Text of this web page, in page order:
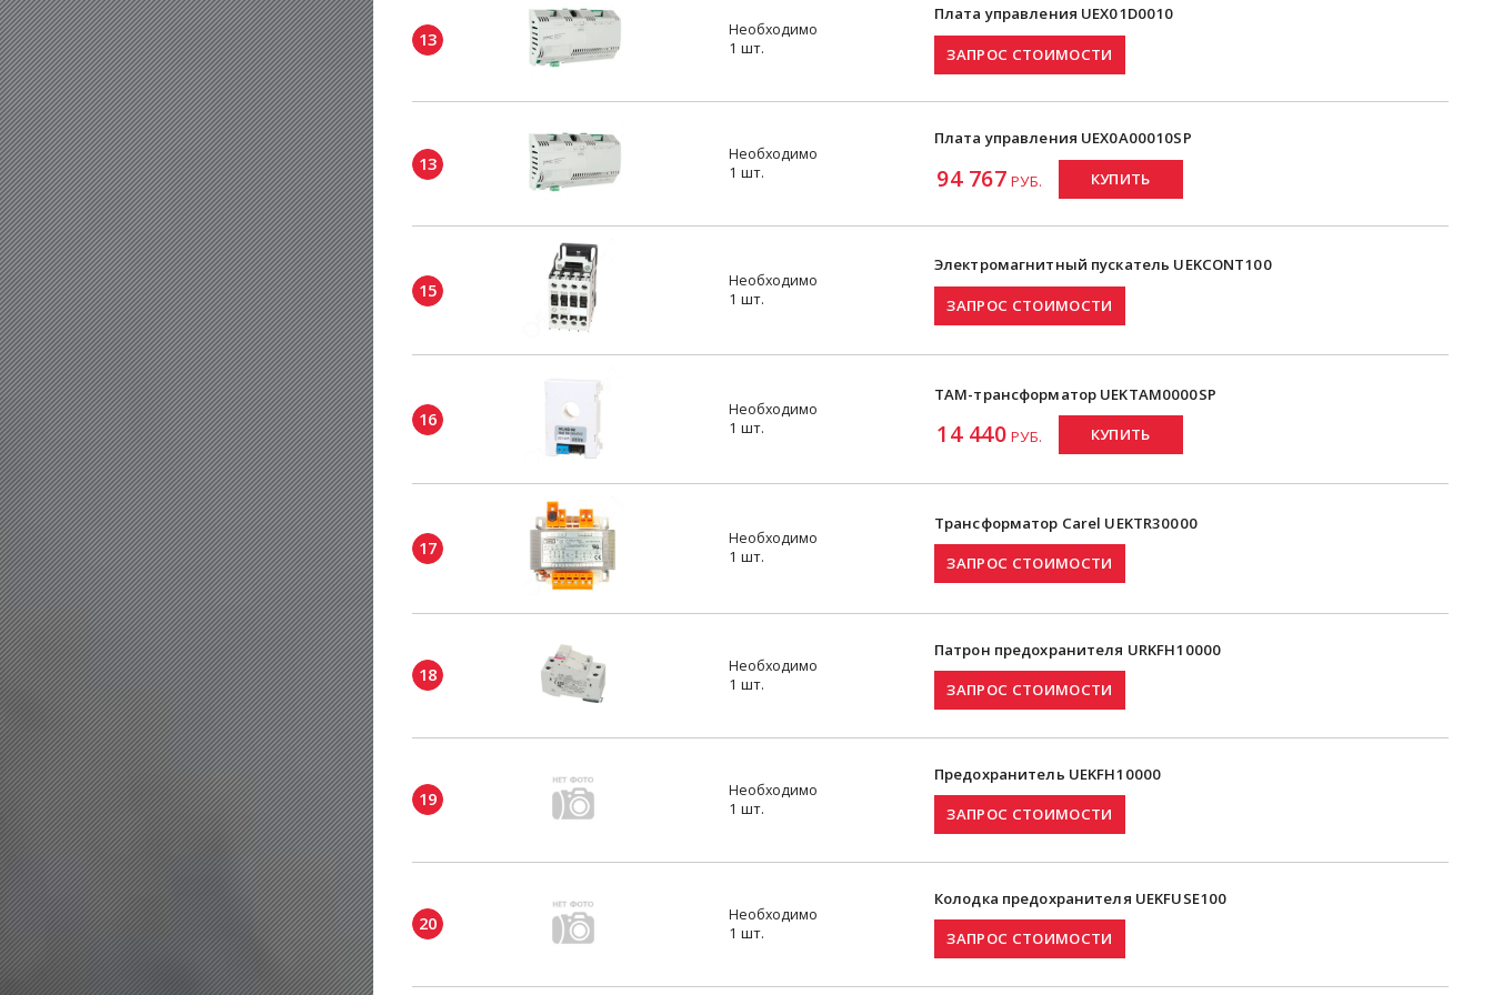
13 Необходимо
1 шт.
Плата управления UEX01D0010
13 Необходимо
1 шт.
Плата управления UEX0A00010SP
94 767 РУБ. КУПИТЬ
15 Необходимо
1 шт.
Электромагнитный пускатель UEKCONT100
16 Необходимо
1 шт.
TAM-трансформатор UEKTAM0000SP
14 440 РУБ. КУПИТЬ
17 Необходимо
1 шт.
Трансформатор Carel UEKTR30000
18 Необходимо
1 шт.
Патрон предохранителя URKFH10000
19 Необходимо
1 шт.
Предохранитель UEKFH10000
20 Необходимо
1 шт.
Колодка предохранителя UEKFUSE100